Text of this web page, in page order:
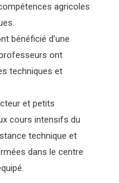
agricoles
bénéficié d’une
ont
techniques et
et petits
cours intensifs du
technique et
dans le centre